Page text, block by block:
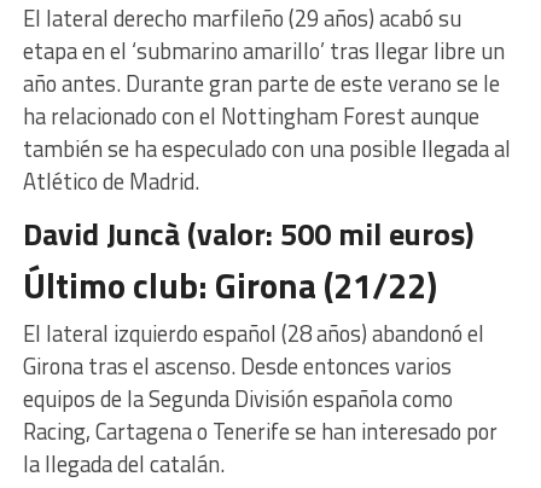
El lateral derecho marfileño (29 años) acabó su
etapa en el ‘submarino amarillo’ tras llegar libre un
año antes. Durante gran parte de este verano se le
ha relacionado con el Nottingham Forest aunque
también se ha especulado con una posible llegada al
Atlético de Madrid.
David Juncà (valor: 500 mil euros)
Último club: Girona (21/22)
El lateral izquierdo español (28 años) abandonó el
Girona tras el ascenso. Desde entonces varios
equipos de la Segunda División española como
Racing, Cartagena o Tenerife se han interesado por
la llegada del catalán.